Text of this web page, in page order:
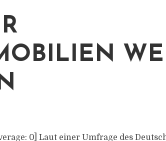
0] Laut einer Umfrage des